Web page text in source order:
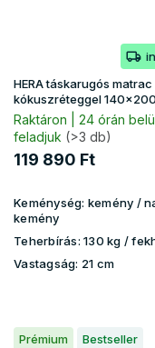
HERA táskarugós matrac
kókuszréteggel 140x200
Raktáron | 24 órán
feladjuk (>3 db)
119 890 Ft
Keménység: kemény /
kemény
Teherbírás: 130 kg​​​​ /
Vastagság: 21 cm
Prémium Bestseller